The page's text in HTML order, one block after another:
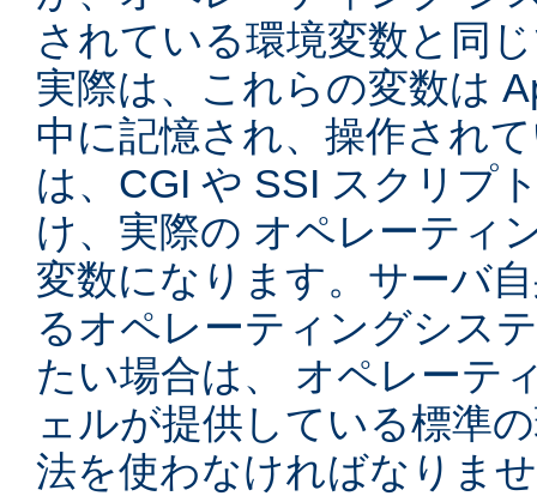
されている環境変数と同
実際は、これらの変数は
中に記憶され、操作され
は、CGI や SSI スクリプ
け、実際の オペレーティ
変数になります。サーバ
るオペレーティングシス
たい場合は、 オペレーテ
ェルが提供している標準
法を使わなければなりま